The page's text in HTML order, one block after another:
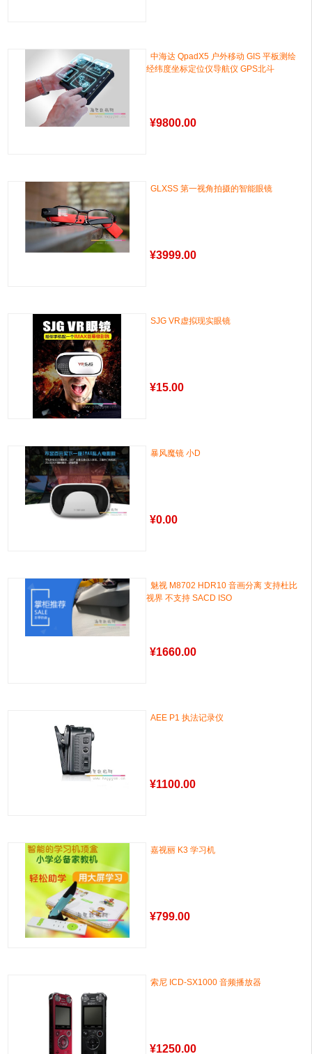
中海达 QpadX5 户外移动 GIS 平板测绘
经纬度坐标定位仪导航仪 GPS北斗
¥9800.00
GLXSS 第一视角拍摄的智能眼镜
¥3999.00
SJG VR虚拟现实眼镜
¥15.00
暴风魔镜 小D
¥0.00
魅视 M8702 HDR10 音画分离 支持杜比
视界 不支持 SACD ISO
¥1660.00
AEE P1 执法记录仪
¥1100.00
嘉视丽 K3 学习机
¥799.00
索尼 ICD-SX1000 音频播放器
¥1250.00